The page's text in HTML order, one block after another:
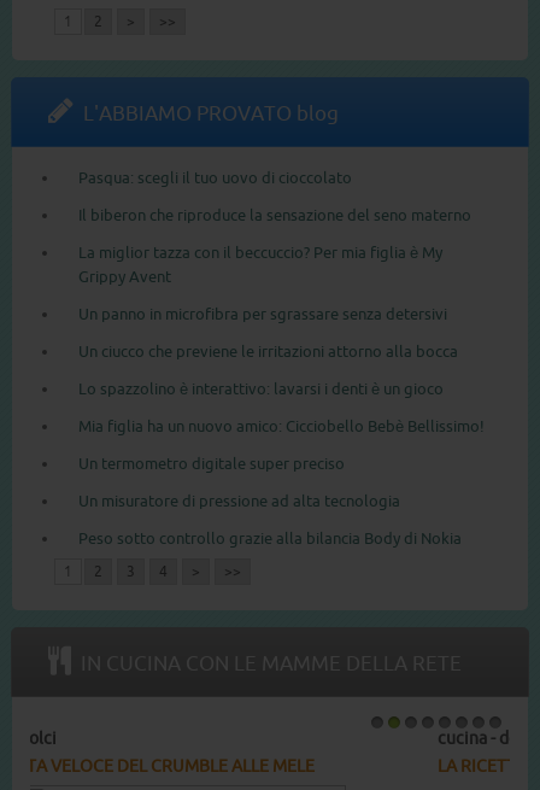
1 2 > >>
L'ABBIAMO PROVATO blog
Pasqua: scegli il tuo uovo di cioccolato
Il biberon che riproduce la sensazione del seno materno
La miglior tazza con il beccuccio? Per mia figlia è My
Grippy Avent
Un panno in microfibra per sgrassare senza detersivi
Un ciucco che previene le irritazioni attorno alla bocca
Lo spazzolino è interattivo: lavarsi i denti è un gioco
Mia figlia ha un nuovo amico: Cicciobello Bebè Bellissimo!
Un termometro digitale super preciso
Un misuratore di pressione ad alta tecnologia
Peso sotto controllo grazie alla bilancia Body di Nokia
1 2 3 4 > >>
IN CUCINA CON LE MAMME DELLA RETE
5 6 7 8
cucina - dolci
LA RICETTA DEL COTTON CAKE